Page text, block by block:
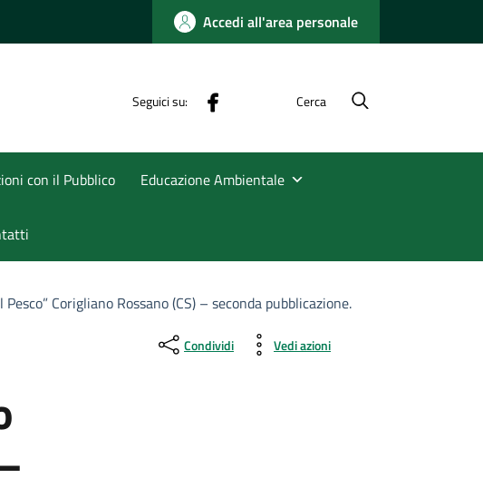
Accedi all'area personale
Seguici su: Cerca
con il Pubblico Educazione Ambientale
Corigliano Rossano (CS) – seconda pubblicazione.
Condividi Vedi azioni